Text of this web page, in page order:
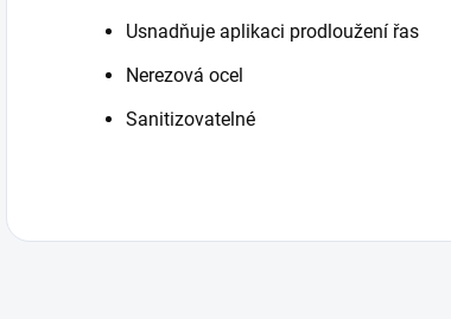
Usnadňuje aplikaci prodloužení řas
Nerezová ocel
Sanitizovatelné